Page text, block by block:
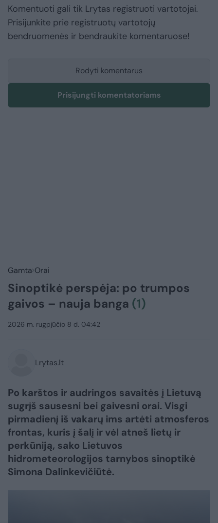
Komentuoti gali tik Lrytas registruoti vartotojai.
Prisijunkite prie registruotų vartotojų
bendruomenės ir bendraukite komentaruose!
Rodyti komentarus
Prisijungti komentatoriams
Gamta Orai
Sinoptikė perspėja: po trumpos
gaivos – nauja banga (1)
2026 m. rugpjūčio 8 d. 04:42
Lrytas.lt
Po karštos ir audringos savaitės į Lietuvą
sugrįš sausesni bei gaivesni orai. Visgi
pirmadienį iš vakarų ims artėti atmosferos
frontas, kuris į šalį ir vėl atneš lietų ir
perkūniją, sako Lietuvos
hidrometeorologijos tarnybos sinoptikė
Simona Dalinkevičiūtė.